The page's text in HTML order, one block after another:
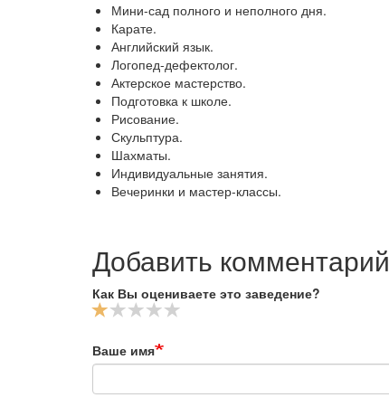
Мини-сад полного и неполного дня.
Карате.
Английский язык.
Логопед-дефектолог.
Актерское мастерство.
Подготовка к школе.
Рисование.
Скульптура.
Шахматы.
Индивидуальные занятия.
Вечеринки и мастер-классы.
Добавить комментарий
Как Вы оцениваете это заведение?
Ваше имя